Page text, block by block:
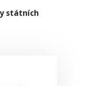
státních